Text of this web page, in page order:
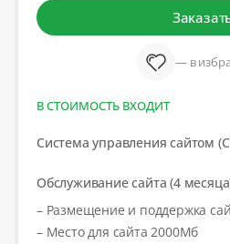
— в
В СТОИМОСТЬ ВХОДИТ
Система управления сайтом
Обслуживание сайта (4
– Размещение и поддержка
– Место для сайта 2000Мб